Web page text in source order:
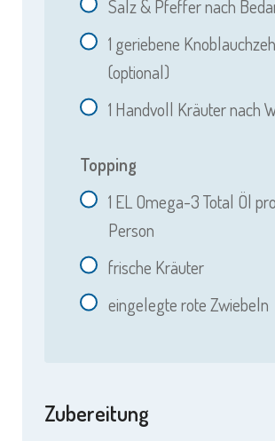
Salz & Pfeffer nach
1 geriebene
(optional)
1 Handvoll Kräuter nach
Topping
1 EL Omega-3 Total Öl pro
Person
frische Kräuter
eingelegte rote Zwiebeln
Zubereitung